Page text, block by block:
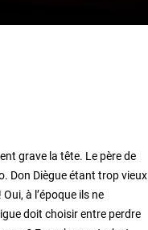
grave la tête. Le père de
Don Diègue étant trop vieux
à l’époque ils ne
doit choisir entre perdre